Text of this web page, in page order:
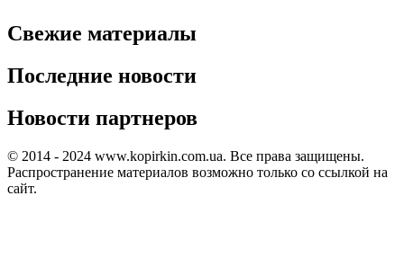
Свежие материалы
Последние новости
Новости партнеров
© 2014 - 2024 www.kopirkin.com.ua. Все права защищены.
Распространение материалов возможно только со ссылкой на
сайт.